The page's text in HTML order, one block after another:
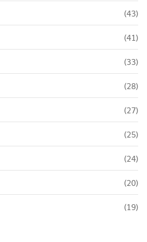
(43)
(41)
(33)
(28)
(27)
(25)
(24)
(20)
(19)